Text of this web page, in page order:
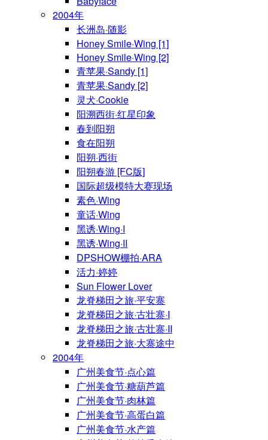
2004年
长洲岛·随影
Honey Smile·Wing [1]
Honey Smile·Wing [2]
青苹果·Sandy [1]
青苹果·Sandy [2]
灵犬·Cookie
阳溯西街·红星印象
春到阳朔
食在阳朔
阳朔·西街
阳朔春游 [FC版]
国际超级模特大赛现场
素色·Wing
童话·Wing
黑诱·Wing·I
黑诱·Wing·II
DPSHOW棚拍·ARA
活力·婷婷
Sun Flower Lover
龙脊梯田之旅·平安寨
龙脊梯田之旅·古壮寨·I
龙脊梯田之旅·古壮寨·II
龙脊梯田之旅·大寨途中
2004年
广州美食节·点心篇
广州美食节·糖葫芦篇
广州美食节·肉林篇
广州美食节·高蛋白篇
广州美食节·水产篇